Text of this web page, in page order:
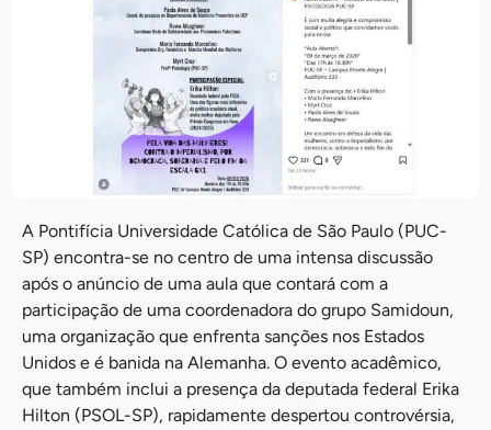
A Pontifícia Universidade Católica de São Paulo (PUC-
SP) encontra-se no centro de uma intensa discussão
após o anúncio de uma aula que contará com a
participação de uma coordenadora do grupo Samidoun,
uma organização que enfrenta sanções nos Estados
Unidos e é banida na Alemanha. O evento acadêmico,
que também inclui a presença da deputada federal Erika
Hilton (PSOL-SP), rapidamente despertou controvérsia,